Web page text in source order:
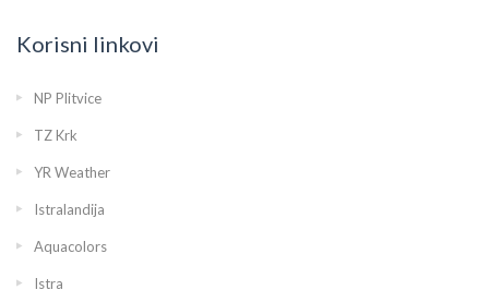
Korisni linkovi
NP Plitvice
TZ Krk
YR Weather
Istralandija
Aquacolors
Istra